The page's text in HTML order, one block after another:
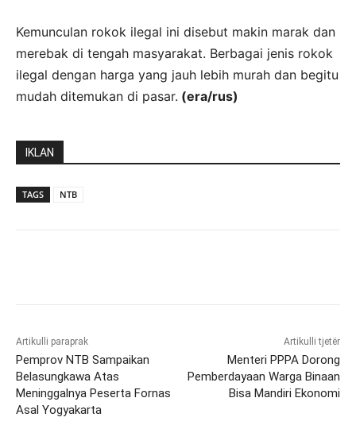
Kemunculan rokok ilegal ini disebut makin marak dan
merebak di tengah masyarakat. Berbagai jenis rokok
ilegal dengan harga yang jauh lebih murah dan begitu
mudah ditemukan di pasar. (era/rus)
IKLAN
TAGS NTB
Artikulli paraprak
Pemprov NTB Sampaikan
Belasungkawa Atas
Meninggalnya Peserta Fornas
Asal Yogyakarta
Artikulli tjetër
Menteri PPPA Dorong
Pemberdayaan Warga Binaan
Bisa Mandiri Ekonomi